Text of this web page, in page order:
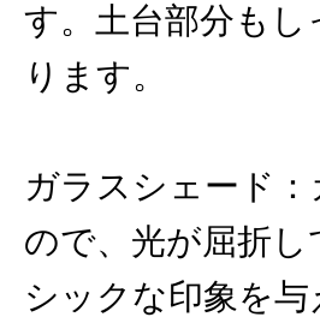
す。土台部分も
ります。
ガラスシェード
ので、光が屈折
シックな印象を